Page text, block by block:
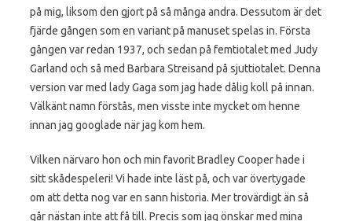
på mig, liksom den gjort på så många andra. Dessutom är det
fjärde gången som en variant på manuset spelas in. Första
gången var redan 1937, och sedan på femtiotalet med Judy
Garland och så med Barbara Streisand på sjuttiotalet. Denna
version var med lady Gaga som jag hade dålig koll på innan.
Välkänt namn förstås, men visste inte mycket om henne
innan jag googlade när jag kom hem.
Vilken närvaro hon och min favorit Bradley Cooper hade i
sitt skådespeleri! Vi hade inte läst på, och var övertygade
om att detta nog var en sann historia. Mer trovärdigt än så
går nästan inte att få till. Precis som jag önskar med mina